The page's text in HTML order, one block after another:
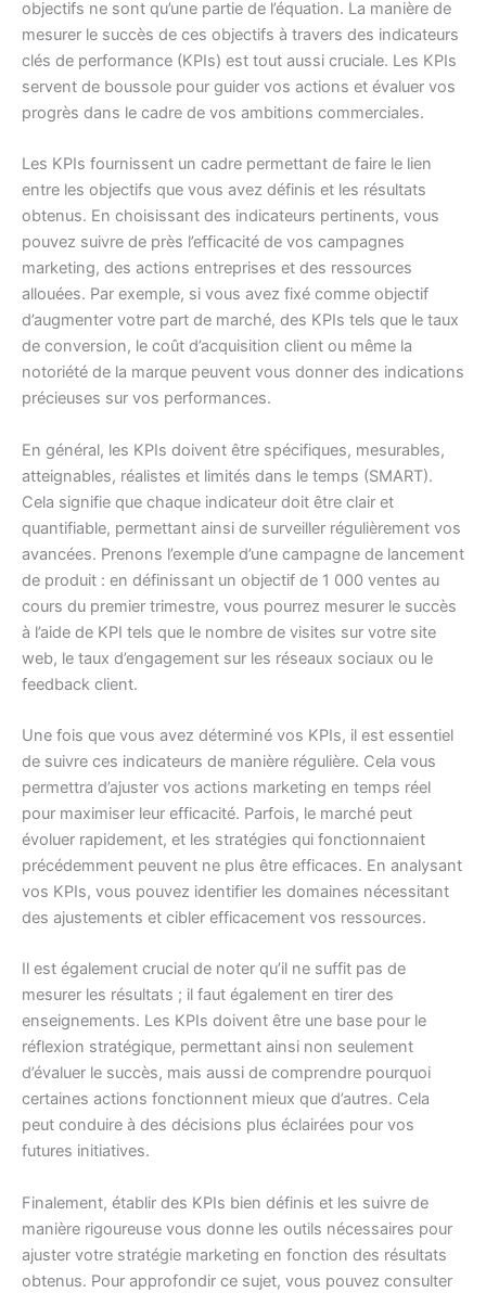
objectifs ne sont qu’une partie de l’équation. La manière de
mesurer le succès de ces objectifs à travers des indicateurs
clés de performance (KPIs) est tout aussi cruciale. Les KPIs
servent de boussole pour guider vos actions et évaluer vos
progrès dans le cadre de vos ambitions commerciales.
Les KPIs fournissent un cadre permettant de faire le lien
entre les objectifs que vous avez définis et les résultats
obtenus. En choisissant des indicateurs pertinents, vous
pouvez suivre de près l’efficacité de vos campagnes
marketing, des actions entreprises et des ressources
allouées. Par exemple, si vous avez fixé comme objectif
d’augmenter votre part de marché, des KPIs tels que le taux
de conversion, le coût d’acquisition client ou même la
notoriété de la marque peuvent vous donner des indications
précieuses sur vos performances.
En général, les KPIs doivent être spécifiques, mesurables,
atteignables, réalistes et limités dans le temps (SMART).
Cela signifie que chaque indicateur doit être clair et
quantifiable, permettant ainsi de surveiller régulièrement vos
avancées. Prenons l’exemple d’une campagne de lancement
de produit : en définissant un objectif de 1 000 ventes au
cours du premier trimestre, vous pourrez mesurer le succès
à l’aide de KPI tels que le nombre de visites sur votre site
web, le taux d’engagement sur les réseaux sociaux ou le
feedback client.
Une fois que vous avez déterminé vos KPIs, il est essentiel
de suivre ces indicateurs de manière régulière. Cela vous
permettra d’ajuster vos actions marketing en temps réel
pour maximiser leur efficacité. Parfois, le marché peut
évoluer rapidement, et les stratégies qui fonctionnaient
précédemment peuvent ne plus être efficaces. En analysant
vos KPIs, vous pouvez identifier les domaines nécessitant
des ajustements et cibler efficacement vos ressources.
Il est également crucial de noter qu’il ne suffit pas de
mesurer les résultats ; il faut également en tirer des
enseignements. Les KPIs doivent être une base pour le
réflexion stratégique, permettant ainsi non seulement
d’évaluer le succès, mais aussi de comprendre pourquoi
certaines actions fonctionnent mieux que d’autres. Cela
peut conduire à des décisions plus éclairées pour vos
futures initiatives.
Finalement, établir des KPIs bien définis et les suivre de
manière rigoureuse vous donne les outils nécessaires pour
ajuster votre stratégie marketing en fonction des résultats
obtenus. Pour approfondir ce sujet, vous pouvez consulter